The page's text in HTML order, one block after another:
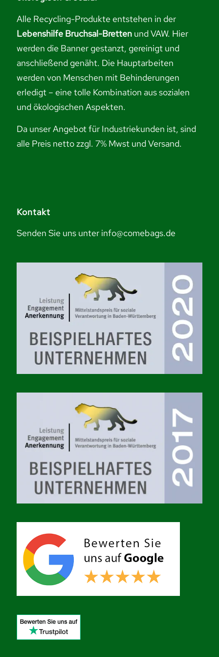
Alle Recycling-Produkte entstehen in der
Lebenshilfe Bruchsal-Bretten und VAW. Hier
werden die Banner gestanzt, gereinigt und
anschließend genäht. Die Hauptarbeiten
werden von Menschen mit Behinderungen
erledigt – eine tolle Kombination aus sozialen
und ökologischen Aspekten.
Da unser Angebot für Industriekunden ist, sind
alle Preis netto zzgl. 7% Mwst und Versand.
Kontakt
Senden Sie uns unter info@comebags.de